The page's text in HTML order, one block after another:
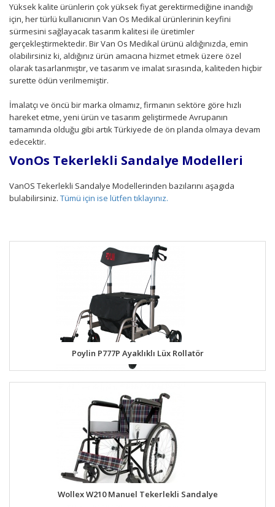
Yüksek kalite ürünlerin çok yüksek fiyat gerektirmediğine inandığı
için, her türlü kullanıcının Van Os Medikal ürünlerinin keyfini
sürmesini sağlayacak tasarım kalitesi ile üretimler
gerçekleştirmektedir. Bir Van Os Medikal ürünü aldığınızda, emin
olabilirsiniz ki, aldığınız ürün amacına hizmet etmek üzere özel
olarak tasarlanmıştır, ve tasarım ve imalat sırasında, kaliteden hiçbir
surette ödün verilmemiştir.
İmalatçı ve öncü bir marka olmamız, firmanın sektöre göre hızlı
hareket etme, yeni ürün ve tasarım geliştirmede Avrupanın
tamamında olduğu gibi artık Türkiyede de ön planda olmaya devam
edecektir.
VonOs Tekerlekli Sandalye Modelleri
VanOS Tekerlekli Sandalye Modellerinden bazılarını aşagıda
bulabilirsiniz. Tümü için ise lütfen tıklayınız.
Poylin P777P Ayaklıklı Lüx Rollatör
Wollex W210 Manuel Tekerlekli Sandalye